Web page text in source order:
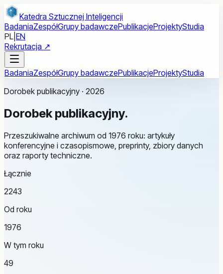
Przejdź do treści głównej
Katedra Sztucznej Inteligencji
BadaniaZespółGrupy badawczePublikacjeProjektyStudia
PL EN
Rekrutacja ↗
BadaniaZespółGrupy badawczePublikacjeProjektyStudia
Dorobek publikacyjny · 2026
Dorobek publikacyjny.
Przeszukiwalne archiwum od 1976 roku: artykuły
konferencyjne i czasopismowe, preprinty, zbiory danych
oraz raporty techniczne.
Łącznie
2243
Od roku
1976
W tym roku
49